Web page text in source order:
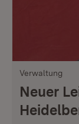
Verwaltung
Neuer